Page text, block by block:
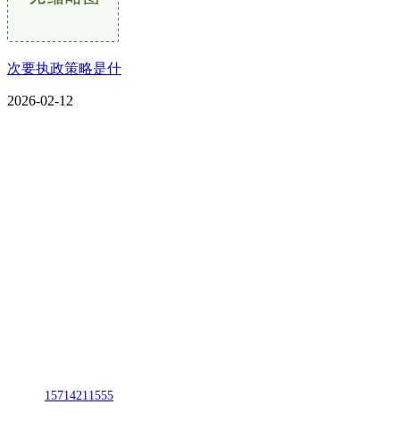
次要执政策略是什
2026-02-12
15714211555